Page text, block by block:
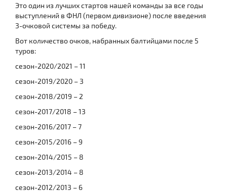
Это один из лучших стартов нашей команды за все годы
выступлений в ФНЛ (первом дивизионе) после введения
3-очковой системы за победу.
Вот количество очков, набранных балтийцами после 5
туров:
сезон-2020/2021 – 11
сезон-2019/2020 – 3
сезон-2018/2019 – 2
сезон-2017/2018 – 13
сезон-2016/2017 – 7
сезон-2015/2016 – 9
сезон-2014/2015 – 8
сезон-2013/2014 – 8
сезон-2012/2013 – 6